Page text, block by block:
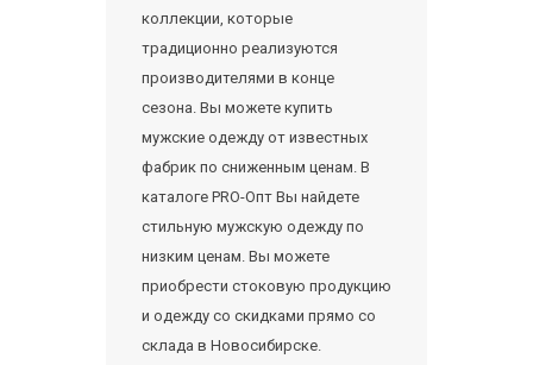
коллекции, которые
традиционно реализуются
производителями в конце
сезона. Вы можете купить
мужские одежду от известных
фабрик по сниженным ценам. В
каталоге PRO-Опт Вы найдете
стильную мужскую одежду по
низким ценам. Вы можете
приобрести стоковую продукцию
и одежду со скидками прямо со
склада в Новосибирске.